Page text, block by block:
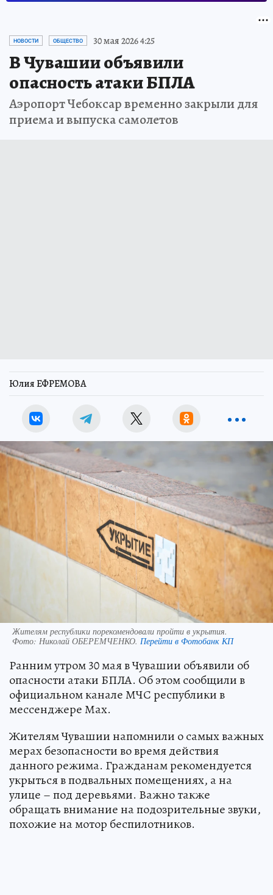
НОВОСТИ ОБЩЕСТВО 30 мая 2026 4:25
В Чувашии объявили
опасность атаки БПЛА
Аэропорт Чебоксар временно закрыли для
приема и выпуска самолетов
Юлия ЕФРЕМОВА
Жителям республики порекомендовали пройти в укрытия.
Фото: Николай ОБЕРЕМЧЕНКО. Перейти в Фотобанк КП
Ранним утром 30 мая в Чувашии объявили об
опасности атаки БПЛА. Об этом сообщили в
официальном канале МЧС республики в
мессенджере Мах.
Жителям Чувашии напомнили о самых важных
мерах безопасности во время действия
данного режима. Гражданам рекомендуется
укрыться в подвальных помещениях, а на
улице – под деревьями. Важно также
обращать внимание на подозрительные звуки,
похожие на мотор беспилотников.